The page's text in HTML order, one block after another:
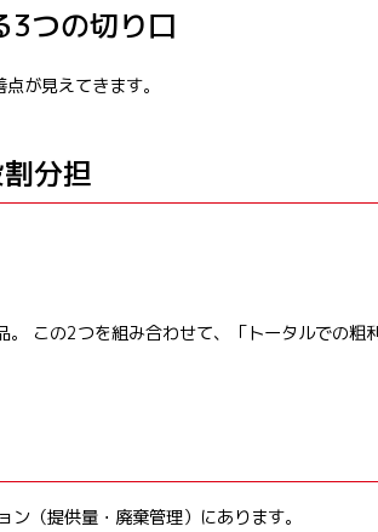
3つの切り口
が見えてきます。
分担
この2つを組み合わせて、「トータルでの粗
（提供量・廃棄管理）にあります。